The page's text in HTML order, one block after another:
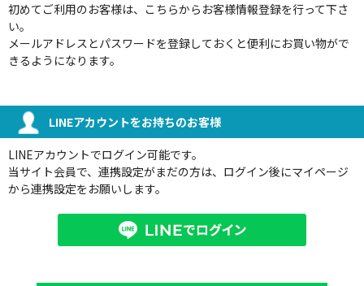
初めてご利用のお客様は、こちらからお客様情報登録を行って下さ
い。
メールアドレスとパスワードを登録しておくと便利にお買い物がで
きるようになります。
LINEアカウントをお持ちのお客様
LINEアカウントでログイン可能です。
当サイト会員で、連携設定がまだの方は、ログイン後にマイページ
から連携設定をお願いします。